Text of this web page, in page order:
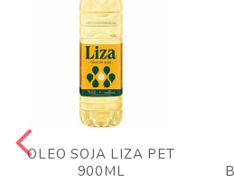
OLEO SOJA LIZA PET
900ML